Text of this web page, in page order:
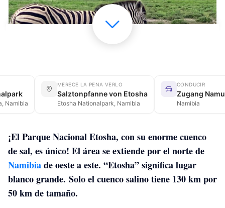
Namibia
MERECE LA PENA VERLO
Salztonpfanne von Etosha
Etosha Nationalpark, Namibia
CONDUCIR
Namibia
¡El Parque Nacional Etosha, con su enorme cuenco
de sal, es único! El área se extiende por el norte de
Namibiade oeste a este. “Etosha” significa lugar
blanco grande. Solo el cuenco salino tiene 130 km por
50 km de tamaño.